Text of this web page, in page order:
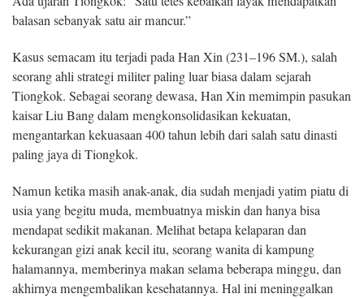
balasan sebanyak satu air mancur.”
Kasus semacam itu terjadi pada Han Xin (231–196 SM.), salah
seorang ahli strategi militer paling luar biasa dalam sejarah
Tiongkok. Sebagai seorang dewasa, Han Xin memimpin pasukan
kaisar Liu Bang dalam mengkonsolidasikan kekuatan,
mengantarkan kekuasaan 400 tahun lebih dari salah satu dinasti
paling jaya di Tiongkok.
Namun ketika masih anak-anak, dia sudah menjadi yatim piatu di
usia yang begitu muda, membuatnya miskin dan hanya bisa
mendapat sedikit makanan. Melihat betapa kelaparan dan
kekurangan gizi anak kecil itu, seorang wanita di kampung
halamannya, memberinya makan selama beberapa minggu, dan
akhirnya mengembalikan kesehatannya. Hal ini meninggalkan